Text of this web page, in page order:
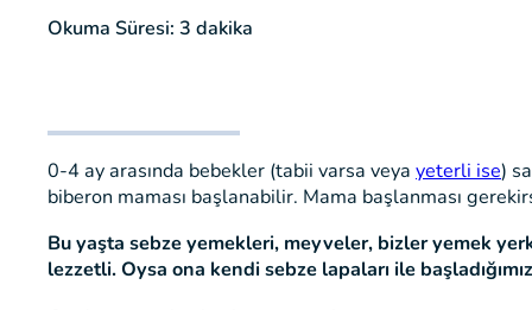
Okuma Süresi: 3 dakika
0-4 ay arasında bebekler (tabii varsa veya yeterli ise)
biberon maması başlanabilir. Mama başlanması
Bu yaşta sebze yemekleri, meyveler, bizler yemek
lezzetli. Oysa ona kendi sebze lapaları ile